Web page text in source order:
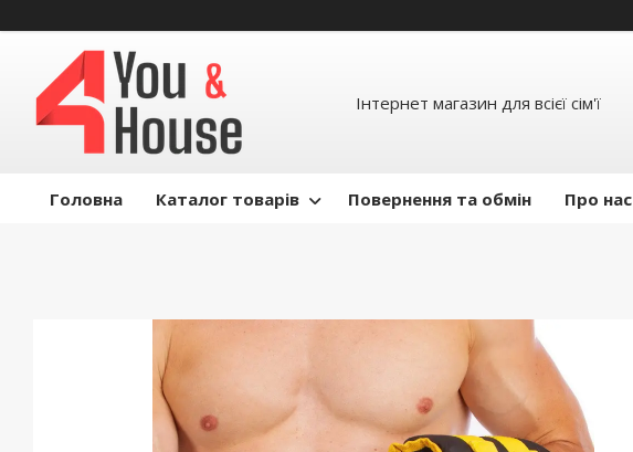
Інтернет магазин для всієї сім'ї
Головна Каталог товарів Повернення та обмін Про нас